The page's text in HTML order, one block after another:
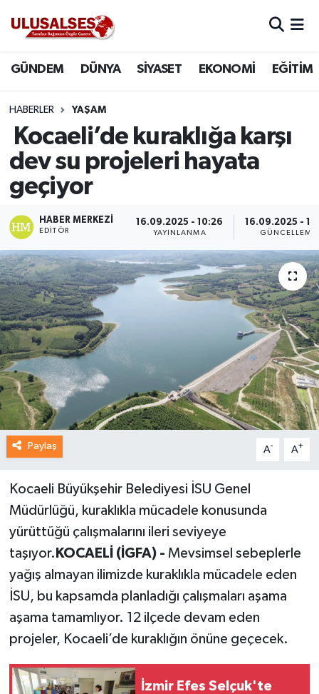
GÜNDEM DÜNYA SİYASET EKONOMİ EĞİTİM
HABERLER YAŞAM
Kocaeli’de kuraklığa karşı
dev su projeleri hayata
geçiyor
HABER MERKEZI
EDITÖR
16.09.2025 - 10:26
YAYINLANMA
16.09.2025 -
GÜNCELLEME
Paylaş A- A+
Kocaeli Büyükşehir Belediyesi İSU Genel
Müdürlüğü, kuraklıkla mücadele konusunda
yürüttüğü çalışmalarını ileri seviyeye
taşıyor. KOCAELİ (İGFA) - Mevsimsel sebeplerle
yağış almayan ilimizde kuraklıkla mücadele eden
İSU, bu kapsamda planladığı çalışmaları aşama
aşama tamamlıyor. 12 ilçede devam eden
projeler, Kocaeli’de kuraklığın önüne geçecek.
İzmir Efes Selçuk'te
DÜNYA
SİYASET
EKONOMİ
EĞİTİM
SAĞLIK
MAGAZİN
SPOR
Trafik Durumu
Süper Lig Puan Durumu ve Fikstür
Tüm Manşetler
Son Dakika Haberleri
Haber Arşivi